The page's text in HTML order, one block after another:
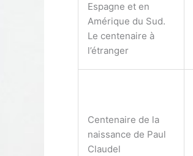
Espagne et en
Amérique du Sud.
Le centenaire à
l’étranger
Centenaire de la
naissance de Paul
Claudel